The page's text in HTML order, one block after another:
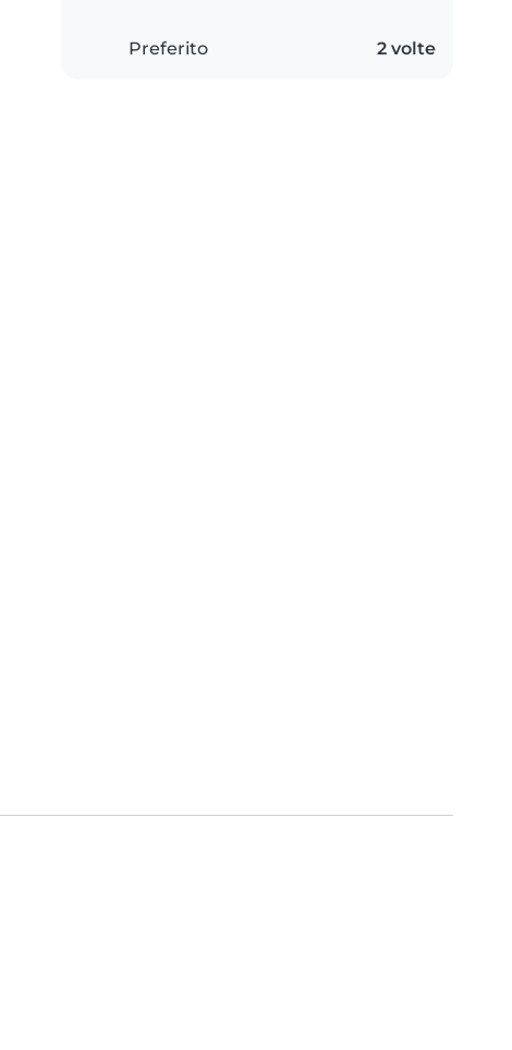
Preferito 2 volte